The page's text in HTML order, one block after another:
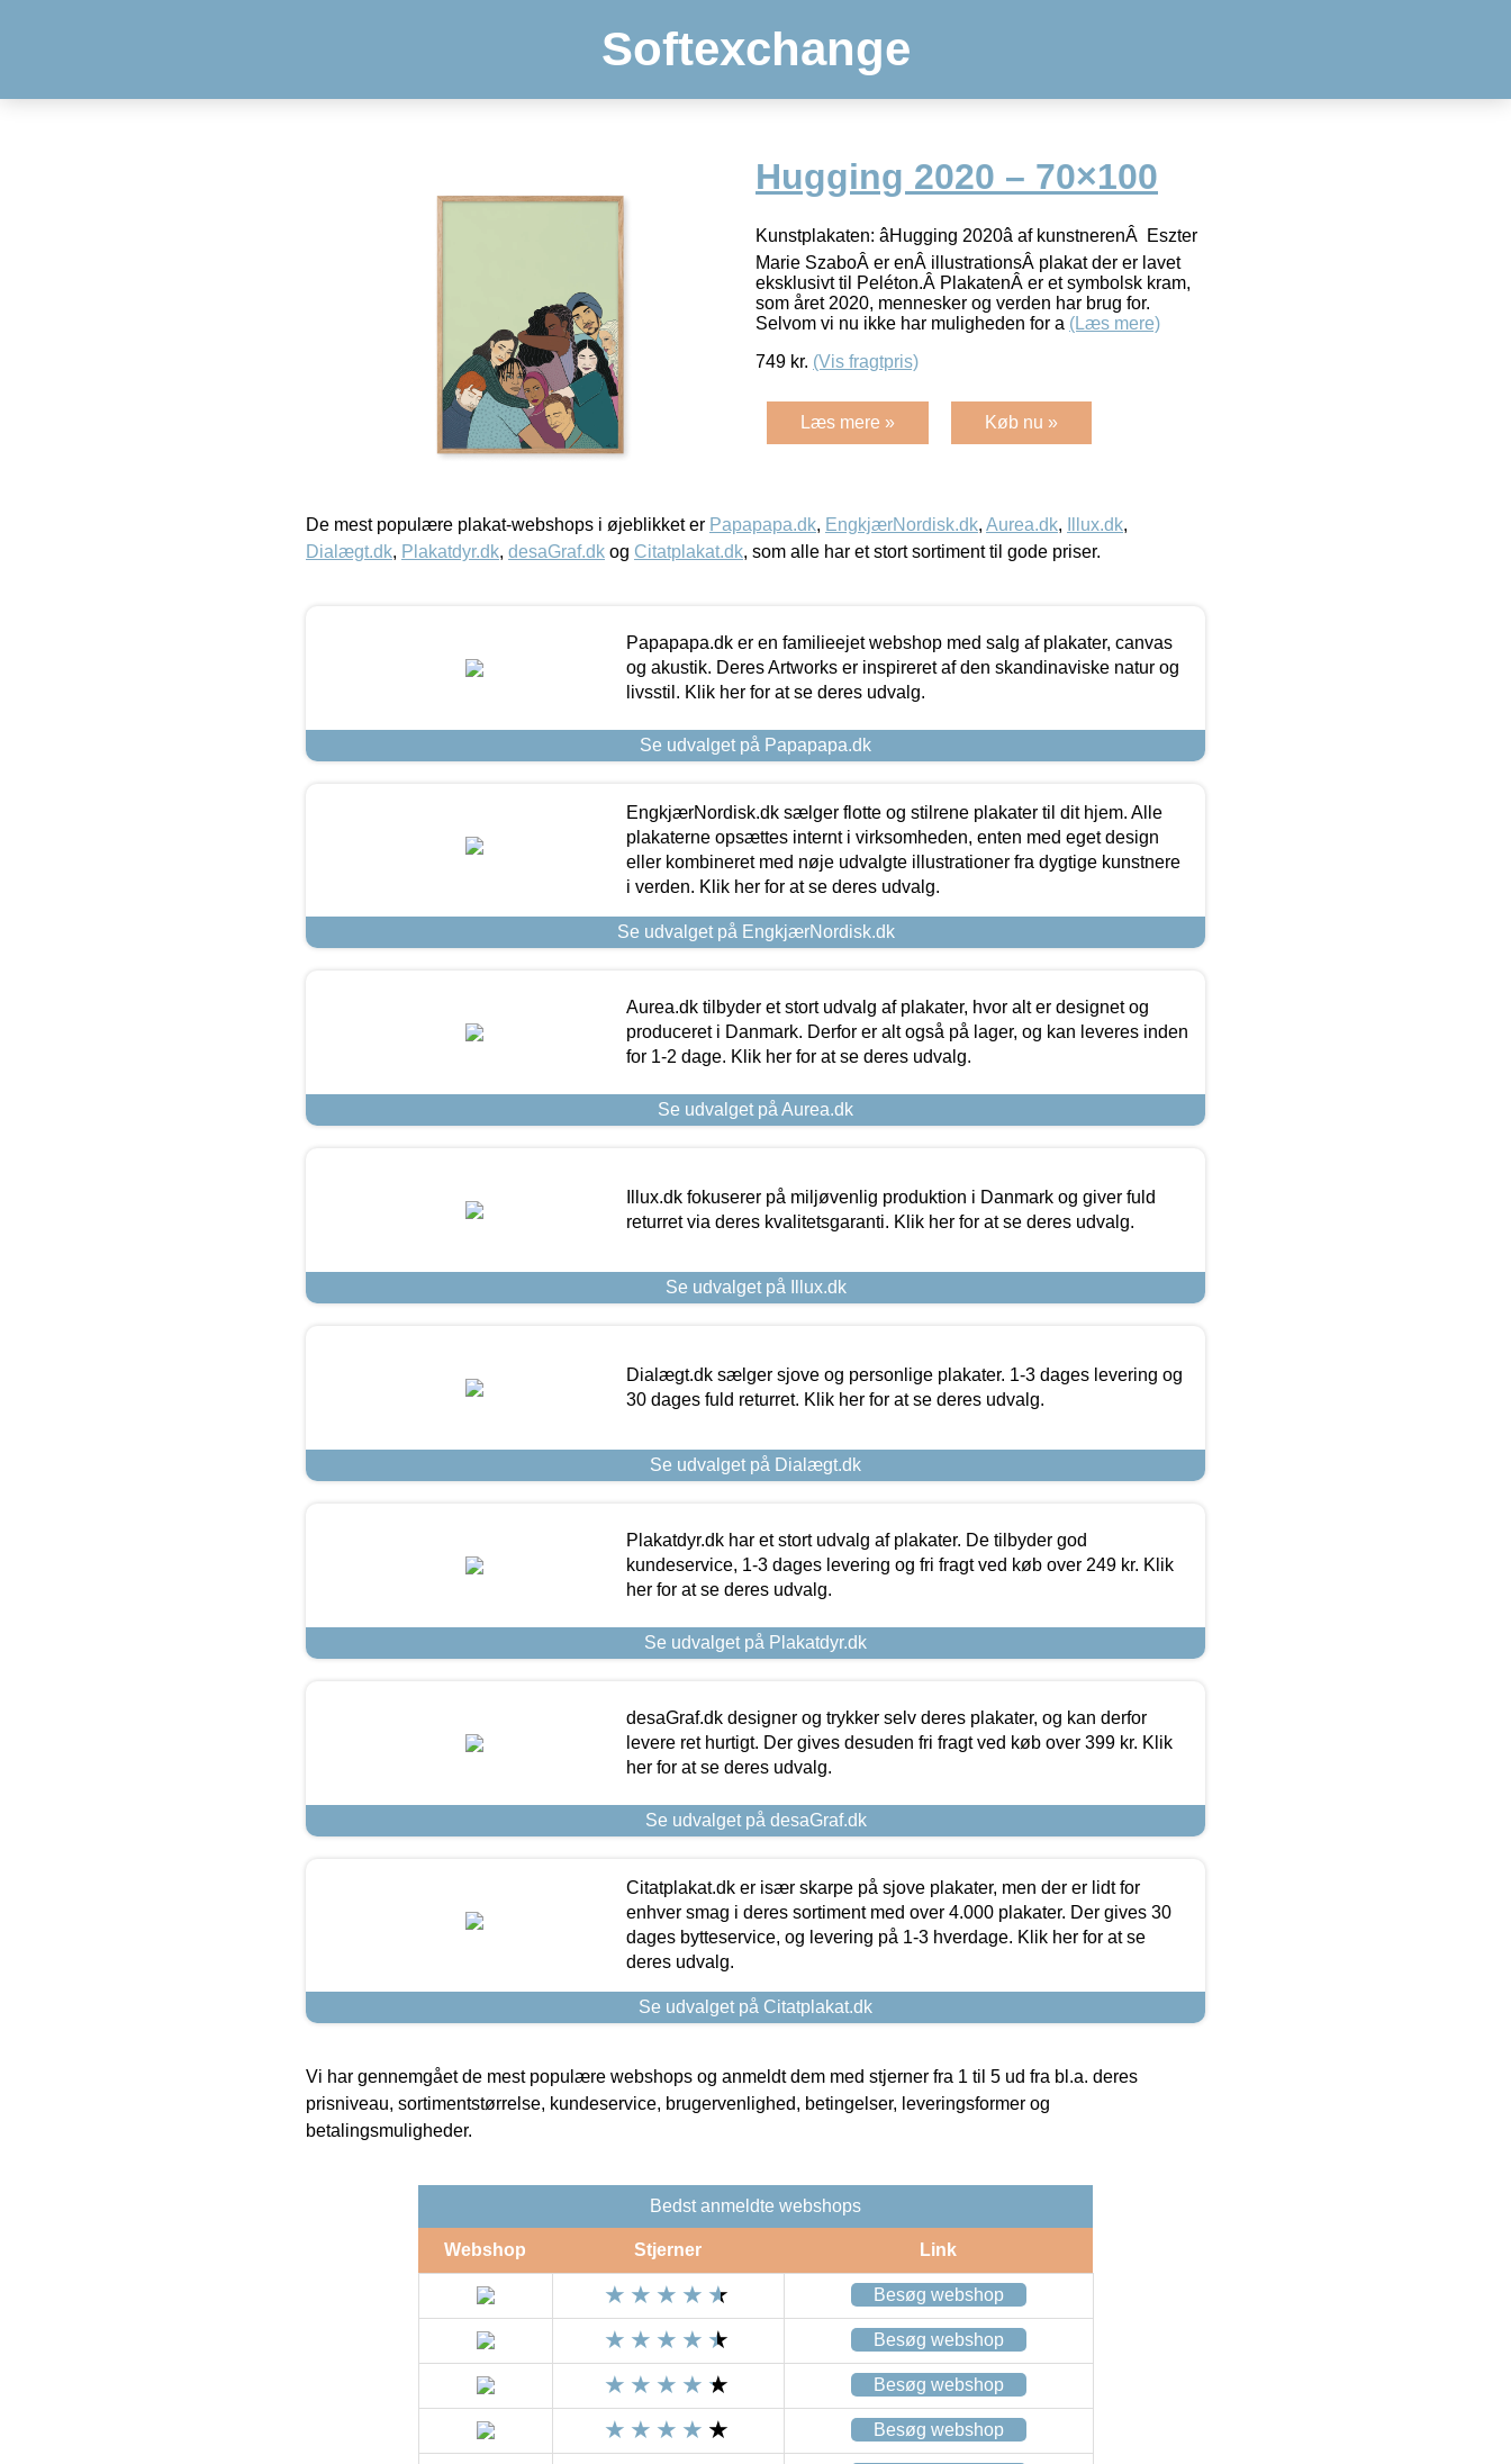
Softexchange
Hugging 2020 – 70×100
Kunstplakaten: âHugging 2020â af kunstnerenÂ Eszter
Marie SzaboÂ er enÂ illustrationsÂ plakat der er lavet
eksklusivt til Peléton.Â PlakatenÂ er et symbolsk kram,
som året 2020, mennesker og verden har brug for.
Selvom vi nu ikke har muligheden for a (Læs mere)
749 kr. (Vis fragtpris)
Læs mere » Køb nu »
De mest populære plakat-webshops i øjeblikket er Papapapa.dk, EngkjærNordisk.dk, Aurea.dk, Illux.dk,
Dialægt.dk, Plakatdyr.dk, desaGraf.dk og Citatplakat.dk, som alle har et stort sortiment til gode priser.
Papapapa.dk er en familieejet webshop med salg af plakater, canvas
og akustik. Deres Artworks er inspireret af den skandinaviske natur og
livsstil. Klik her for at se deres udvalg.
Se udvalget på Papapapa.dk
EngkjærNordisk.dk sælger flotte og stilrene plakater til dit hjem. Alle
plakaterne opsættes internt i virksomheden, enten med eget design
eller kombineret med nøje udvalgte illustrationer fra dygtige kunstnere
i verden. Klik her for at se deres udvalg.
Se udvalget på EngkjærNordisk.dk
Aurea.dk tilbyder et stort udvalg af plakater, hvor alt er designet og
produceret i Danmark. Derfor er alt også på lager, og kan leveres inden
for 1-2 dage. Klik her for at se deres udvalg.
Se udvalget på Aurea.dk
Illux.dk fokuserer på miljøvenlig produktion i Danmark og giver fuld
returret via deres kvalitetsgaranti. Klik her for at se deres udvalg.
Se udvalget på Illux.dk
Dialægt.dk sælger sjove og personlige plakater. 1-3 dages levering og
30 dages fuld returret. Klik her for at se deres udvalg.
Se udvalget på Dialægt.dk
Plakatdyr.dk har et stort udvalg af plakater. De tilbyder god
kundeservice, 1-3 dages levering og fri fragt ved køb over 249 kr. Klik
her for at se deres udvalg.
Se udvalget på Plakatdyr.dk
desaGraf.dk designer og trykker selv deres plakater, og kan derfor
levere ret hurtigt. Der gives desuden fri fragt ved køb over 399 kr. Klik
her for at se deres udvalg.
Se udvalget på desaGraf.dk
Citatplakat.dk er især skarpe på sjove plakater, men der er lidt for
enhver smag i deres sortiment med over 4.000 plakater. Der gives 30
dages bytteservice, og levering på 1-3 hverdage. Klik her for at se
deres udvalg.
Se udvalget på Citatplakat.dk
Vi har gennemgået de mest populære webshops og anmeldt dem med stjerner fra 1 til 5 ud fra bl.a. deres
prisniveau, sortimentstørrelse, kundeservice, brugervenlighed, betingelser, leveringsformer og
betalingsmuligheder.
Bedst anmeldte webshops
Webshop Stjerner Link
Besøg webshop
Besøg webshop
Besøg webshop
Besøg webshop